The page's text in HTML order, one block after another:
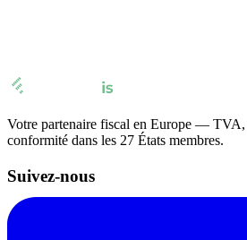
Votre partenaire fiscal en Europe — TVA,
conformité dans les 27 États membres.
Suivez-nous